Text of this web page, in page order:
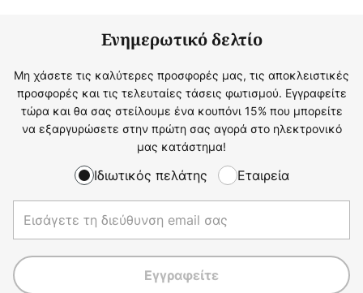
Ενημερωτικό δελτίο
Μη χάσετε τις καλύτερες προσφορές μας, τις αποκλειστικές
προσφορές και τις τελευταίες τάσεις φωτισμού. Εγγραφείτε
τώρα και θα σας στείλουμε ένα κουπόνι 15% που μπορείτε
να εξαργυρώσετε στην πρώτη σας αγορά στο ηλεκτρονικό
μας κατάστημα!
Ιδιωτικός πελάτης Εταιρεία
Εγγραφείτε